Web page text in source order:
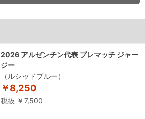
2026 アルゼンチン代表 プレマッチ ジャー
ジー
（ルシッドブルー）
￥8,250
税抜 ￥7,500